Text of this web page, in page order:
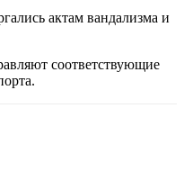
актам вандализма и
соответствующие